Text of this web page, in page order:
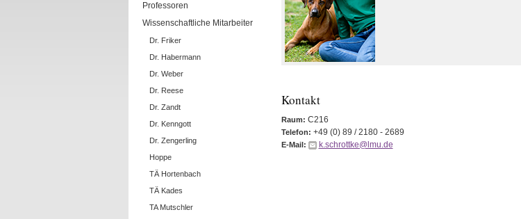
Professoren
Wissenschaftliche Mitarbeiter
Dr. Friker
Dr. Habermann
Dr. Weber
Dr. Reese
Dr. Zandt
Dr. Kenngott
Dr. Zengerling
Hoppe
TÄ Hortenbach
TÄ Kades
TA Mutschler
Kontakt
Raum: C216
Telefon: +49 (0) 89 / 2180 - 2689
E-Mail: k.schrottke@lmu.de